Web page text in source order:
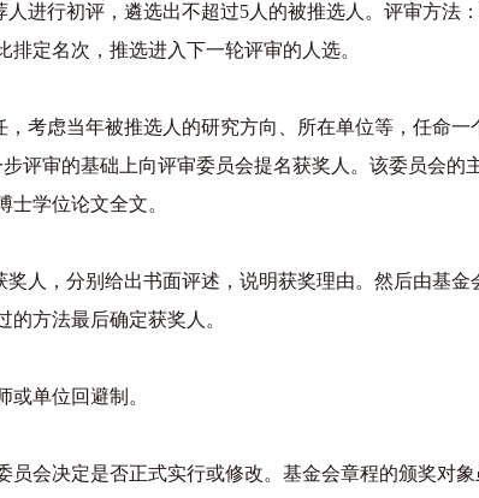
进行初评，遴选出不超过5人的被推选人。评审方法
定名次，推选进入下一轮评审的人选。
，考虑当年被推选人的研究方向、所在单位等，任命一
评审的基础上向评审委员会提名获奖人。该委员会的
士学位论文全文。
人，分别给出书面评述，说明获奖理由。然后由基金
的方法最后确定获奖人。
或单位回避制。
员会决定是否正式实行或修改。基金会章程的颁奖对